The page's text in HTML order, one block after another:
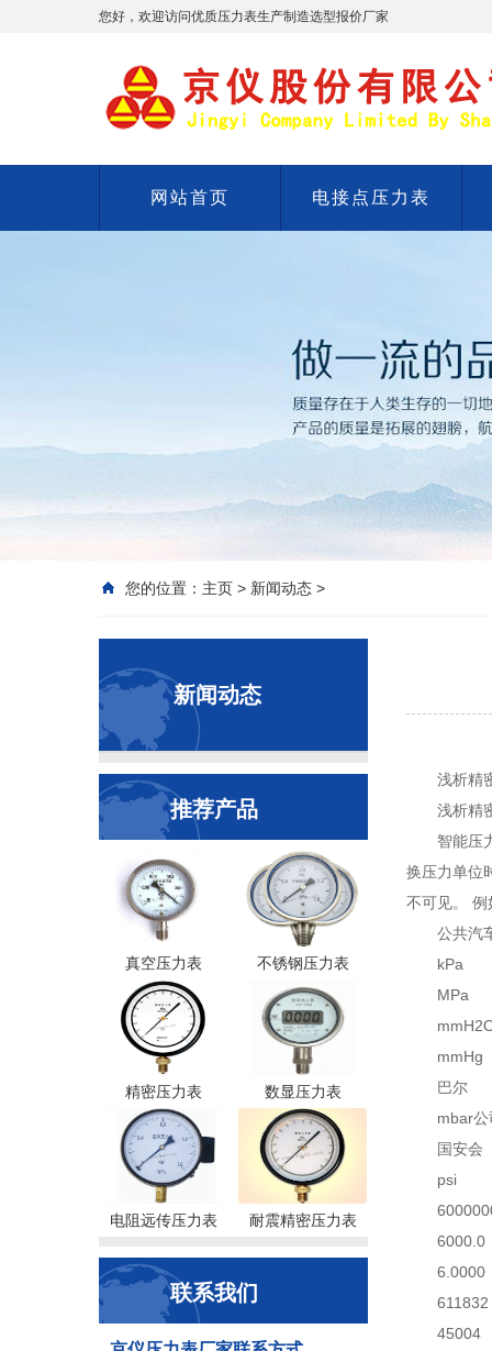
您好，欢迎访问优质压力表生产制造选型报价厂家
网站首页 电接点压力表
您的位置： 主页 > 新闻动态 >
新闻动态
推荐产品
真空压力表 不锈钢压力表
精密压力表 数显压力表
电阻远传压力表 耐震精密压力表
联系我们
浅析精
浅析精
智能压
换压力单位
不可见。
公共汽
kPa
MPa
mmHg
巴尔
mbar公
国安会
psi
6000.0
6.0000
611832
45004